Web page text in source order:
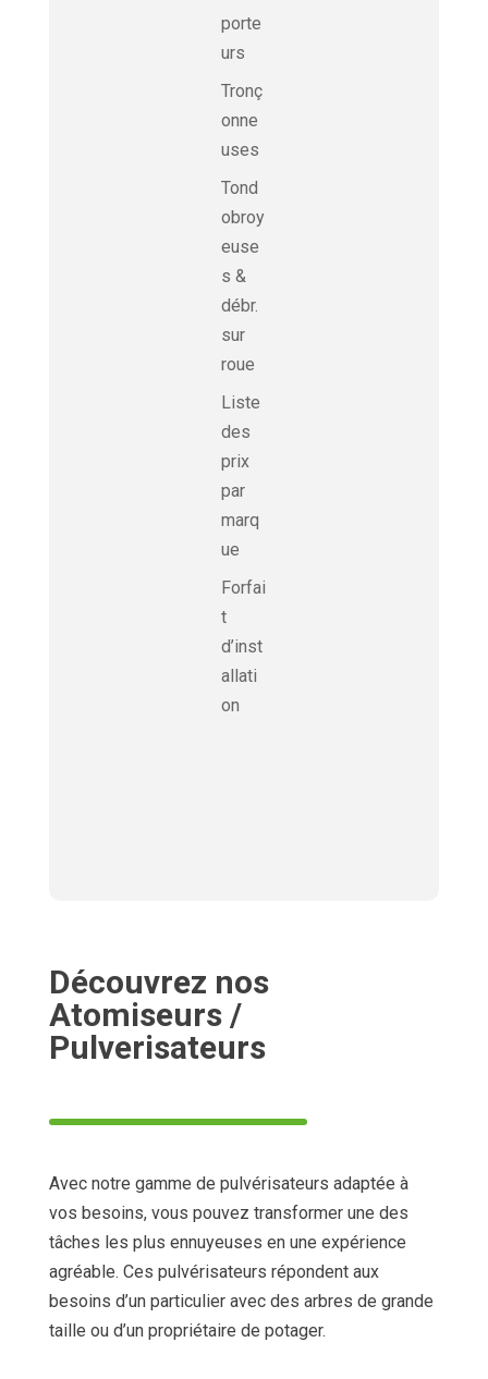
porte
urs
Tronç
onne
uses
Tond
obroy
euse
s &
débr.
sur
roue
Liste
des
prix
par
marq
ue
Forfai
t
d’inst
allati
on
Découvrez nos
Atomiseurs /
Pulverisateurs
Avec notre gamme de pulvérisateurs adaptée à
vos besoins, vous pouvez transformer une des
tâches les plus ennuyeuses en une expérience
agréable. Ces pulvérisateurs répondent aux
besoins d’un particulier avec des arbres de grande
taille ou d’un propriétaire de potager.